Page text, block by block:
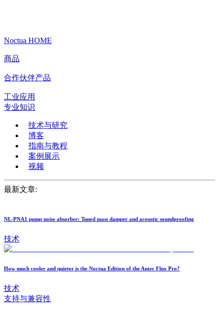
Noctua HOME
商品
合作伙伴产品
工业应用
专业知识
技术与研究
博客
指南与教程
案例展示
视频
最新文章:
NL-PNA1 pump noise absorber: Tuned mass damper and acoustic soundproofing
技术
How much cooler and quieter is the Noctua Edition of the Antec Flux Pro?
技术
支持与兼容性